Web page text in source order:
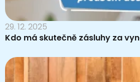
29. 12. 2025
Kdo má skutečně zásluhy za